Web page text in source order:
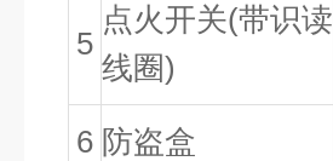
5
点火开关(带识读
线圈)
6 防盗盒